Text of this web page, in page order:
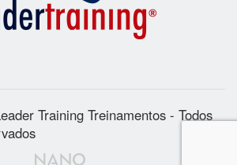
Training Treinamentos - Todos